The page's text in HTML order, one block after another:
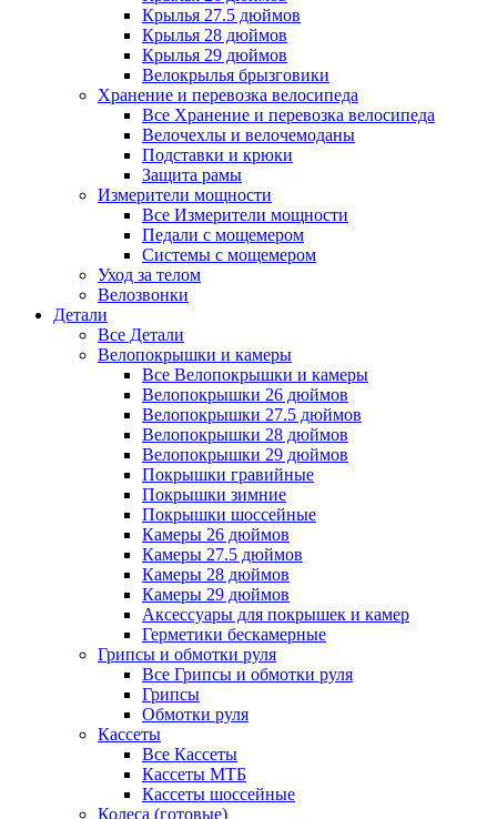
Крылья 27.5 дюймов
Крылья 28 дюймов
Крылья 29 дюймов
Велокрылья брызговики
Хранение и перевозка велосипеда
Все Хранение и перевозка велосипеда
Велочехлы и велочемоданы
Подставки и крюки
Защита рамы
Измерители мощности
Все Измерители мощности
Педали с мощемером
Системы с мощемером
Уход за телом
Велозвонки
Детали
Все Детали
Велопокрышки и камеры
Все Велопокрышки и камеры
Велопокрышки 26 дюймов
Велопокрышки 27.5 дюймов
Велопокрышки 28 дюймов
Велопокрышки 29 дюймов
Покрышки гравийные
Покрышки зимние
Покрышки шоссейные
Камеры 26 дюймов
Камеры 27.5 дюймов
Камеры 28 дюймов
Камеры 29 дюймов
Аксессуары для покрышек и камер
Герметики бескамерные
Грипсы и обмотки руля
Все Грипсы и обмотки руля
Грипсы
Обмотки руля
Кассеты
Все Кассеты
Кассеты МТБ
Кассеты шоссейные
Колеса (готовые)